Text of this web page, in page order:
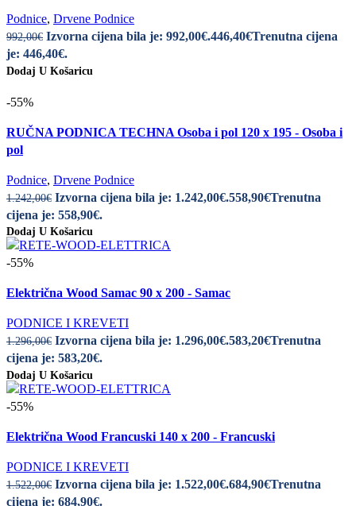
Podnice, Drvene Podnice
992,00€ Izvorna cijena bila je: 992,00€.446,40€Trenutna cijena
je: 446,40€.
Dodaj U Košaricu
-55%
RUČNA PODNICA TECHNA Osoba i pol 120 x 195 - Osoba i
pol
Podnice, Drvene Podnice
1.242,00€ Izvorna cijena bila je: 1.242,00€.558,90€Trenutna
cijena je: 558,90€.
Dodaj U Košaricu
-55%
Električna Wood Samac 90 x 200 - Samac
PODNICE I KREVETI
1.296,00€ Izvorna cijena bila je: 1.296,00€.583,20€Trenutna
cijena je: 583,20€.
Dodaj U Košaricu
-55%
Električna Wood Francuski 140 x 200 - Francuski
PODNICE I KREVETI
1.522,00€ Izvorna cijena bila je: 1.522,00€.684,90€Trenutna
cijena je: 684,90€.